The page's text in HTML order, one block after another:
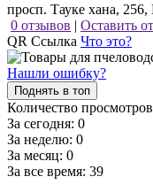
просп. Тауке хана,
0 отзывов | Оставить
QR Ссылка Что это?
Нашли ошибку?
Поднять в топ
Количество
За сегодня: 0
За неделю: 0
За месяц: 0
За все время: 39